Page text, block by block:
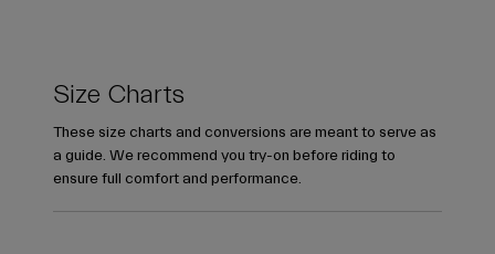
Size Charts
These size charts and conversions are meant to serve as
a guide. We recommend you try-on before riding to
ensure full comfort and performance.